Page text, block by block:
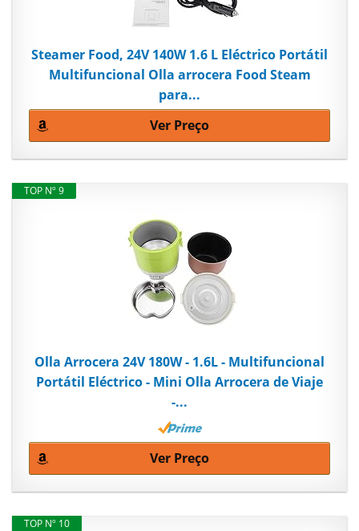
Steamer Food, 24V 140W 1.6 L Eléctrico Portátil
Multifuncional Olla arrocera Food Steam
para...
Ver Preço
TOP Nº 9
Olla Arrocera 24V 180W - 1.6L - Multifuncional
Portátil Eléctrico - Mini Olla Arrocera de Viaje
-...
Ver Preço
TOP Nº 10